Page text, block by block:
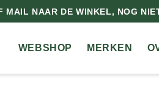
MAIL NAAR DE WINKEL, NOG
WEBSHOP MERKEN